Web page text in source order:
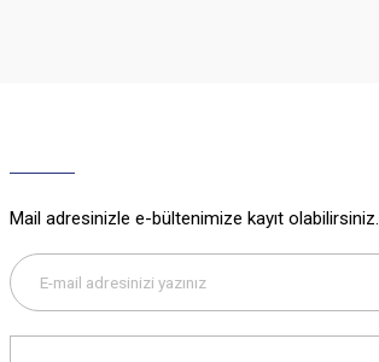
Bu ürüne benzer farklı alternatifler olmalı.
Mail adresinizle e-bültenimize kayıt olabilirsiniz.